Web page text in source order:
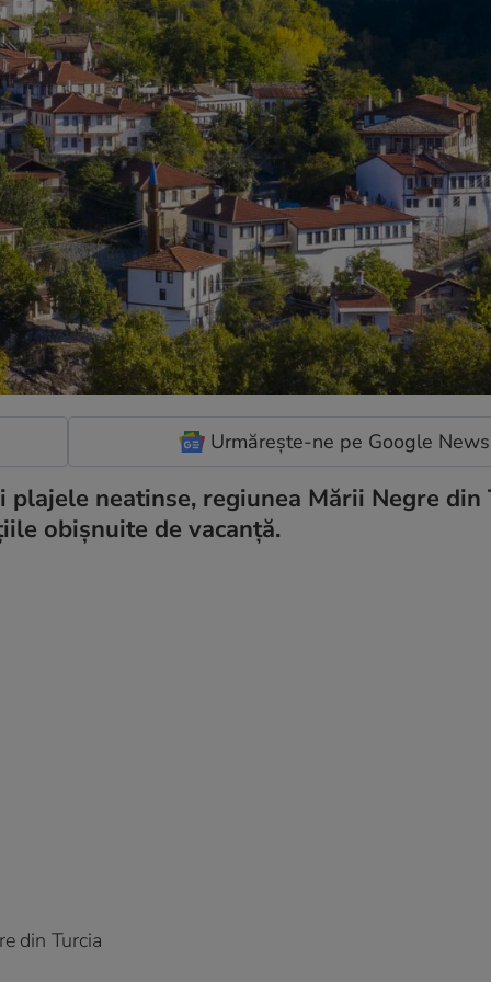
Urmărește-ne pe Google News
neatinse, regiunea Mării Negre din
obișnuite de vacanță.
din Turcia